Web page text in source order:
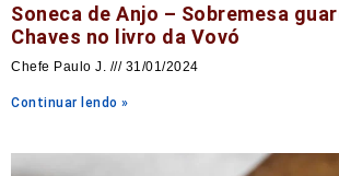
Soneca de Anjo – Sobremesa
Chaves no livro da Vovó
Chefe Paulo J. 31/01/2024
Continuar lendo »